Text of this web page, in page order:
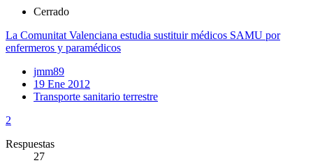
Cerrado
La Comunitat Valenciana estudia sustituir médicos SAMU por
enfermeros y paramédicos
jmm89
19 Ene 2012
Transporte sanitario terrestre
2
Respuestas
27